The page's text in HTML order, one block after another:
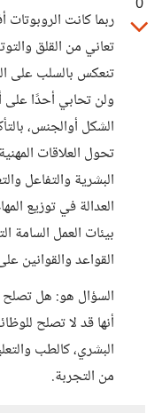
0
ربما كانت الروبوتات
تعاني من القلق
تنعكس بالسلب على
ولن تحابي أحدًا
الشكل أوالجنس،
تحول العلاقات
البشرية والتفاعل
العدالة في توزيع
بيئات العمل
القواعد والقوانين
السؤال هو: هل تصلح
أنها قد لا تصلح
البشري، كالطب
من التجربة.